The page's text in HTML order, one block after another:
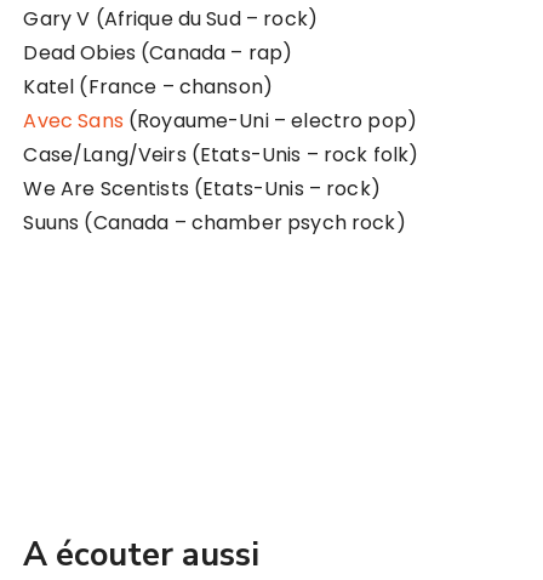
Gary V (Afrique du Sud – rock)
Dead Obies (Canada – rap)
Katel (France – chanson)
Avec Sans (Royaume-Uni – electro pop)
Case/Lang/Veirs (Etats-Unis – rock folk)
We Are Scentists (Etats-Unis – rock)
Suuns (Canada – chamber psych rock)
A écouter aussi